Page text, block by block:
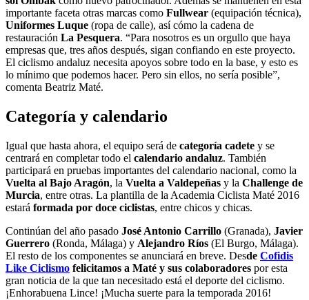
importante faceta otras marcas como Fullwear (equipación técnica),
Uniformes Luque (ropa de calle), así cómo la cadena de
restauración La Pesquera. “Para nosotros es un orgullo que haya
empresas que, tres años después, sigan confiando en este proyecto.
El ciclismo andaluz necesita apoyos sobre todo en la base, y esto es
lo mínimo que podemos hacer. Pero sin ellos, no sería posible”,
comenta Beatriz Maté.
Categoría y calendario
Igual que hasta ahora, el equipo será de categoría cadete y se
centrará en completar todo el calendario andaluz. También
participará en pruebas importantes del calendario nacional, como la
Vuelta al Bajo Aragón, la Vuelta a Valdepeñas y la Challenge de
Murcia, entre otras. La plantilla de la Academia Ciclista Maté 2016
estará formada por doce ciclistas, entre chicos y chicas.
Continúan del año pasado José Antonio Carrillo (Granada), Javier
Guerrero (Ronda, Málaga) y Alejandro Ríos (El Burgo, Málaga).
El resto de los componentes se anunciará en breve. Desde Cofidis
Like Ciclismo felicitamos a Maté y sus colaboradores por esta
gran noticia de la que tan necesitado está el deporte del ciclismo.
¡Enhorabuena Lince! ¡Mucha suerte para la temporada 2016!